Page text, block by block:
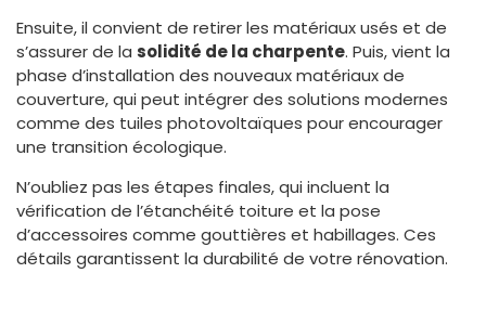
Ensuite, il convient de retirer les matériaux usés et de
s’assurer de la solidité de la charpente. Puis, vient la
phase d’installation des nouveaux matériaux de
couverture, qui peut intégrer des solutions modernes
comme des tuiles photovoltaïques pour encourager
une transition écologique.
N’oubliez pas les étapes finales, qui incluent la
vérification de l’étanchéité toiture et la pose
d’accessoires comme gouttières et habillages. Ces
détails garantissent la durabilité de votre rénovation.